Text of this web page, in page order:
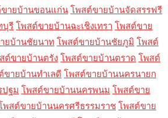
ายบ้านขอนแก่น โพสต์ขายบ้านจัดสรรฟรี
บุรี โพสต์ขายบ้านฉะเชิงเทรา โพสต์ขาย
ยบ้านชัยนาท โพสต์ขายบ้านชัยภูมิ โพสต์
ต์ขายบ้านตรัง โพสต์ขายบ้านตราด โพสต์
ขายบ้านทำเลดี โพสต์ขายบ้านนครนายก
ปฐม โพสต์ขายบ้านนครพนม โพสต์ขาย
พสต์ขายบ้านนครศรีธรรมราช โพสต์ขาย